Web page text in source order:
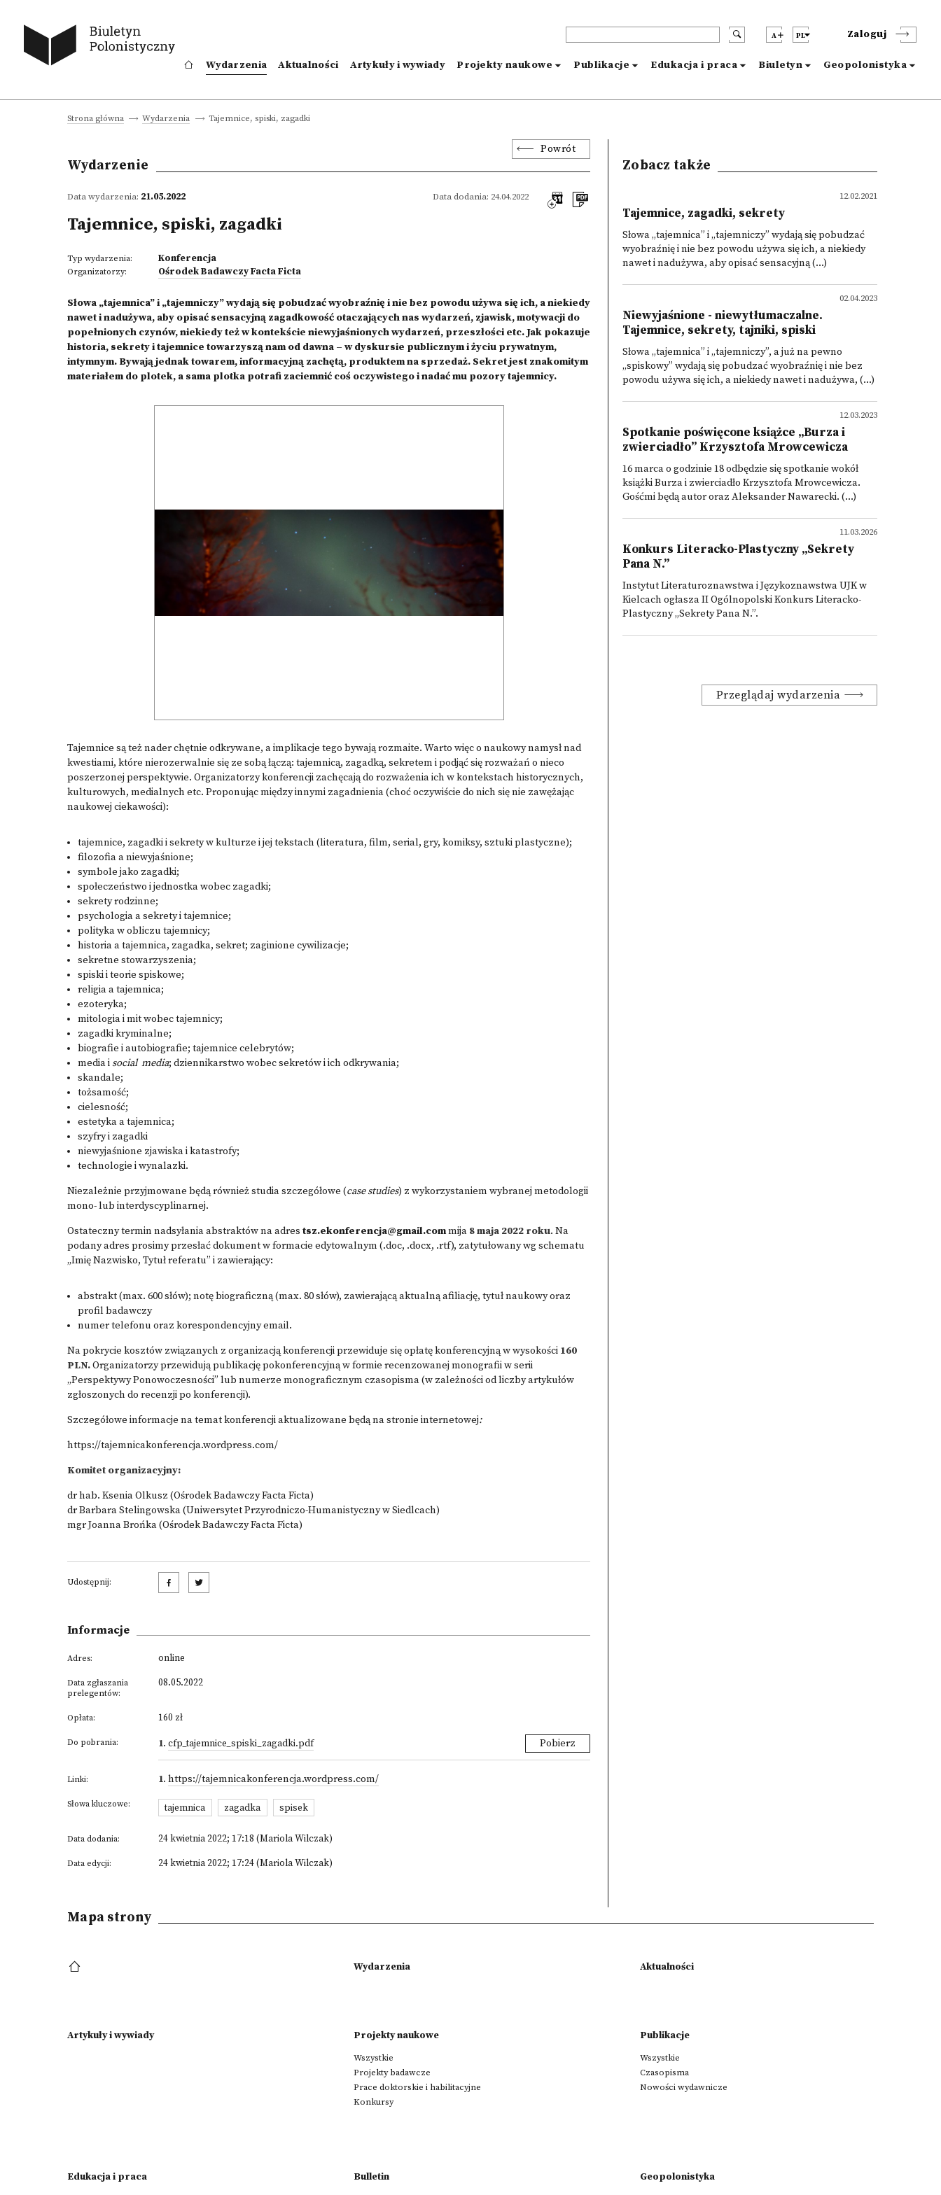
A PL Zaloguj
Wydarzenia Aktualności Artykuły i wywiady Projekty naukowe Publikacje Edukacja i praca Biuletyn Geopolonistyka
Strona główna Wydarzenia Tajemnice, spiski, zagadki
Powrót
Wydarzenie
Data wydarzenia: 21.05.2022 Data dodania: 24.04.2022
Tajemnice, spiski, zagadki
Typ wydarzenia: Konferencja
Organizatorzy: Ośrodek Badawczy Facta Ficta
Słowa „tajemnica” i „tajemniczy” wydają się pobudzać wyobraźnię i nie bez powodu używa się ich, a niekiedy
nawet i nadużywa, aby opisać sensacyjną zagadkowość otaczających nas wydarzeń, zjawisk, motywacji do
popełnionych czynów, niekiedy też w kontekście niewyjaśnionych wydarzeń, przeszłości etc. Jak pokazuje
historia, sekrety i tajemnice towarzyszą nam od dawna – w dyskursie publicznym i życiu prywatnym,
intymnym. Bywają jednak towarem, informacyjną zachętą, produktem na sprzedaż. Sekret jest znakomitym
materiałem do plotek, a sama plotka potrafi zaciemnić coś oczywistego i nadać mu pozory tajemnicy.
Tajemnice są też nader chętnie odkrywane, a implikacje tego bywają rozmaite. Warto więc o naukowy namysł nad
kwestiami, które nierozerwalnie się ze sobą łączą: tajemnicą, zagadką, sekretem i podjąć się rozważań o nieco
poszerzonej perspektywie. Organizatorzy konferencji zachęcają do rozważenia ich w kontekstach historycznych,
kulturowych, medialnych etc. Proponując między innymi zagadnienia (choć oczywiście do nich się nie zawężając
naukowej ciekawości):
tajemnice, zagadki i sekrety w kulturze i jej tekstach (literatura, film, serial, gry, komiksy, sztuki plastyczne);
filozofia a niewyjaśnione;
symbole jako zagadki;
społeczeństwo i jednostka wobec zagadki;
sekrety rodzinne;
psychologia a sekrety i tajemnice;
polityka w obliczu tajemnicy;
historia a tajemnica, zagadka, sekret; zaginione cywilizacje;
sekretne stowarzyszenia;
spiski i teorie spiskowe;
religia a tajemnica;
ezoteryka;
mitologia i mit wobec tajemnicy;
zagadki kryminalne;
biografie i autobiografie; tajemnice celebrytów;
media i social media; dziennikarstwo wobec sekretów i ich odkrywania;
skandale;
tożsamość;
cielesność;
estetyka a tajemnica;
szyfry i zagadki
niewyjaśnione zjawiska i katastrofy;
technologie i wynalazki.
Niezależnie przyjmowane będą również studia szczegółowe (case studies) z wykorzystaniem wybranej metodologii
mono- lub interdyscyplinarnej.
Ostateczny termin nadsyłania abstraktów na adres tsz.ekonferencja@gmail.commija 8 maja 2022 roku. Na
podany adres prosimy przesłać dokument w formacie edytowalnym (.doc, .docx, .rtf), zatytułowany wg schematu
„Imię Nazwisko, Tytuł referatu” i zawierający:
abstrakt (max. 600 słów); notę biograficzną (max. 80 słów), zawierającą aktualną afiliację, tytuł naukowy oraz
profil badawczy
numer telefonu oraz korespondencyjny email.
Na pokrycie kosztów związanych z organizacją konferencji przewiduje się opłatę konferencyjną w wysokości 160
PLN.Organizatorzy przewidują publikację pokonferencyjną w formie recenzowanej monografii w serii
„Perspektywy Ponowoczesności” lub numerze monograficznym czasopisma (w zależności od liczby artykułów
zgłoszonych do recenzji po konferencji).
Szczegółowe informacje na temat konferencji aktualizowane będą na stronie internetowej:
https://tajemnicakonferencja.wordpress.com/
Komitet organizacyjny:
dr hab. Ksenia Olkusz (Ośrodek Badawczy Facta Ficta)
dr Barbara Stelingowska (Uniwersytet Przyrodniczo-Humanistyczny w Siedlcach)
mgr Joanna Brońka (Ośrodek Badawczy Facta Ficta)
Udostępnij:
Informacje
Adres: online
Data zgłaszania
prelegentów:
08.05.2022
Opłata: 160 zł
Do pobrania: 1. cfp_tajemnice_spiski_zagadki.pdf Pobierz
Linki: 1. https://tajemnicakonferencja.wordpress.com/
Słowa kluczowe: tajemnica zagadka spisek
Data dodania: 24 kwietnia 2022; 17:18 (Mariola Wilczak)
Data edycji: 24 kwietnia 2022; 17:24 (Mariola Wilczak)
Zobacz także
12.02.2021
Tajemnice, zagadki, sekrety
Słowa „tajemnica” i „tajemniczy” wydają się pobudzać
wyobraźnię i nie bez powodu używa się ich, a niekiedy
nawet i nadużywa, aby opisać sensacyjną (...)
02.04.2023
Niewyjaśnione - niewytłumaczalne.
Tajemnice, sekrety, tajniki, spiski
Słowa „tajemnica” i „tajemniczy”, a już na pewno
„spiskowy” wydają się pobudzać wyobraźnię i nie bez
powodu używa się ich, a niekiedy nawet i nadużywa, (...)
12.03.2023
Spotkanie poświęcone książce „Burza i
zwierciadło” Krzysztofa Mrowcewicza
16 marca o godzinie 18 odbędzie się spotkanie wokół
książki Burza i zwierciadło Krzysztofa Mrowcewicza.
Gośćmi będą autor oraz Aleksander Nawarecki. (...)
11.03.2026
Konkurs Literacko-Plastyczny „Sekrety
Pana N.”
Instytut Literaturoznawstwa i Językoznawstwa UJK w
Kielcach ogłasza II Ogólnopolski Konkurs Literacko-
Plastyczny „Sekrety Pana N.”.
Przeglądaj wydarzenia
Mapa strony
Wydarzenia Aktualności
Artykuły i wywiady Projekty naukowe
Wszystkie
Projekty badawcze
Prace doktorskie i habilitacyjne
Konkursy
Publikacje
Wszystkie
Czasopisma
Nowości wydawnicze
Edukacja i praca Bulletin Geopolonistyka